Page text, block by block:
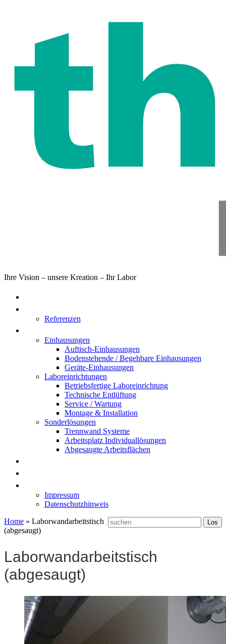
Ihre Vision – unsere Kreation – Ihr Labor
Referenzen
Einhausungen
Auftisch-Einhausungen
Bodenstehende / Begehbare Einhausungen
Geräte-Einhausungen
Laboreinrichtungen
Betriebsfertige Laboreinrichtung
Technische Entlüftung
Service / Wartung
Montage & Installation
Sonderlösungen
Trennwand Systeme
Arbeitsplatz Individuallösungen
Abgesaugte Arbeitsflächen
Impressum
Datenschutzhinweis
Home » Laborwandarbeitstisch
(abgesaugt)
Laborwandarbeitstisch
(abgesaugt)